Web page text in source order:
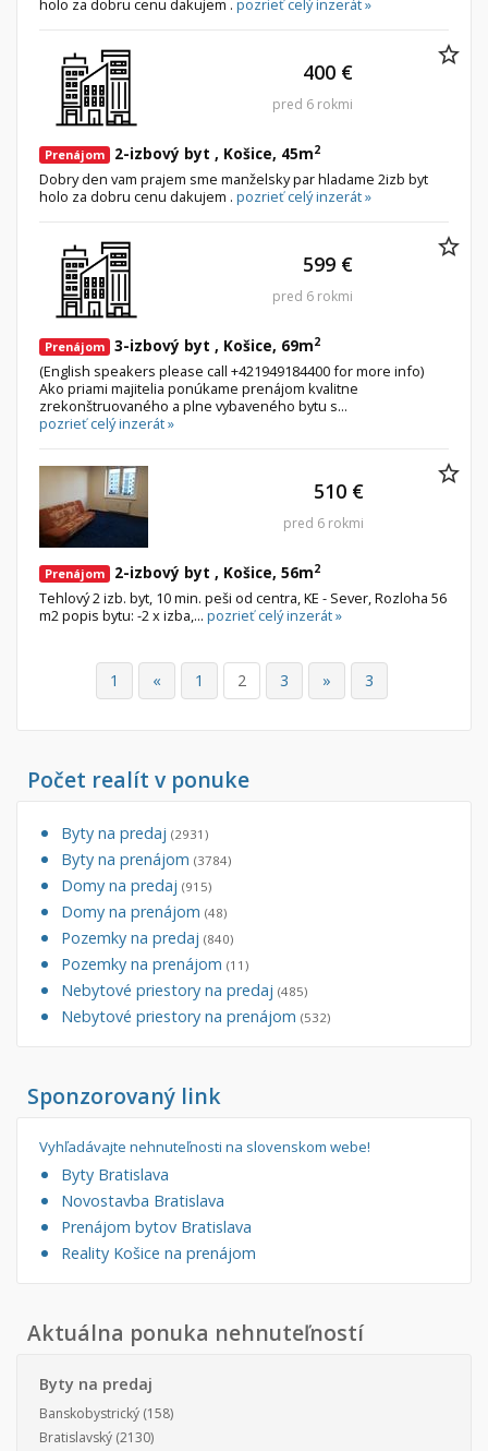
holo za dobru cenu dakujem . pozrieť celý inzerát »
Prenájom 2-izbový byt , Košice, 45m2
Dobry den vam prajem sme manželsky par hladame 2izb byt
holo za dobru cenu dakujem . pozrieť celý inzerát »
400 €
pred 6 rokmi
Prenájom 3-izbový byt , Košice, 69m2
(English speakers please call +421949184400 for more info)
Ako priami majitelia ponúkame prenájom kvalitne
zrekonštruovaného a plne vybaveného bytu s...
pozrieť celý inzerát »
599 €
pred 6 rokmi
Prenájom 2-izbový byt , Košice, 56m2
Tehlový 2 izb. byt, 10 min. peši od centra, KE - Sever, Rozloha 56
m2 popis bytu: -2 x izba,... pozrieť celý inzerát »
510 €
pred 6 rokmi
1 « 1 2 3 » 3
Počet realít v ponuke
Byty na predaj (2931)
Byty na prenájom (3784)
Domy na predaj (915)
Domy na prenájom (48)
Pozemky na predaj (840)
Pozemky na prenájom (11)
Nebytové priestory na predaj (485)
Nebytové priestory na prenájom (532)
Sponzorovaný link
Vyhľadávajte nehnuteľnosti na slovenskom webe!
Byty Bratislava
Novostavba Bratislava
Prenájom bytov Bratislava
Reality Košice na prenájom
Aktuálna ponuka nehnuteľností
Byty na predaj
Banskobystrický (158)
Bratislavský (2130)